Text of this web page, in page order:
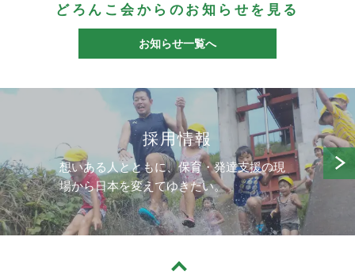
どろんこ会からのお知らせを見る
お知らせ一覧へ
採用情報
想いある人とともに、保育・発達支援の現
場から日本を変えてゆきたい。